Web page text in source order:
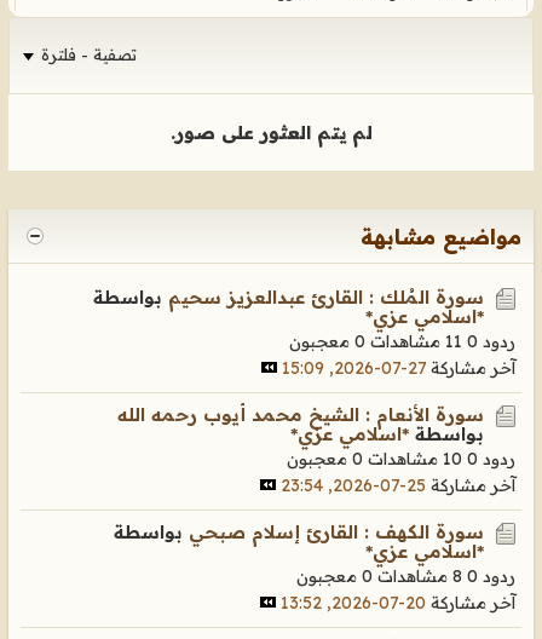
تصفية - فلترة
لم يتم العثور على صور.
مواضيع مشابهة
سورة المُلك : القارئ عبدالعزيز سحيم بواسطة
*اسلامي عزي*
ردود 0 11 مشاهدات
0 معجبون
آخر مشاركة 27-07-2026, 15:09
سورة الأنعام : الشيخ محمد أيوب رحمه الله
بواسطة *اسلامي عزي*
ردود 0 10 مشاهدات
0 معجبون
آخر مشاركة 25-07-2026, 23:54
سورة الكهف : القارئ إسلام صبحي بواسطة
*اسلامي عزي*
ردود 0 8 مشاهدات
0 معجبون
آخر مشاركة 20-07-2026, 13:52